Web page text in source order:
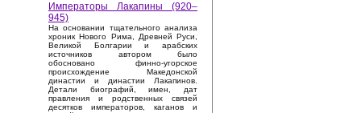
Императоры Лакапины (920–
945)
На основании тщательного анализа
хроник Нового Рима, Древней Руси,
Великой Болгарии и арабских
источников автором было
обосновано финно-угорское
происхождение Македонской
династии и династии Лакапинов.
Детали биографий, имен, дат
правления и родственных связей
десятков императоров, каганов и